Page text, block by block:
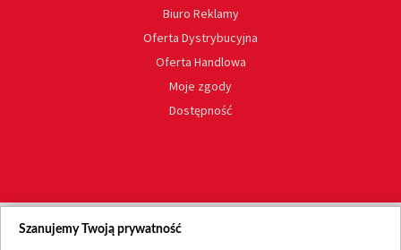
Biuro Reklamy
Oferta Dystrybucyjna
Oferta Handlowa
Moje zgody
Dostępność
Szanujemy Twoją prywatność